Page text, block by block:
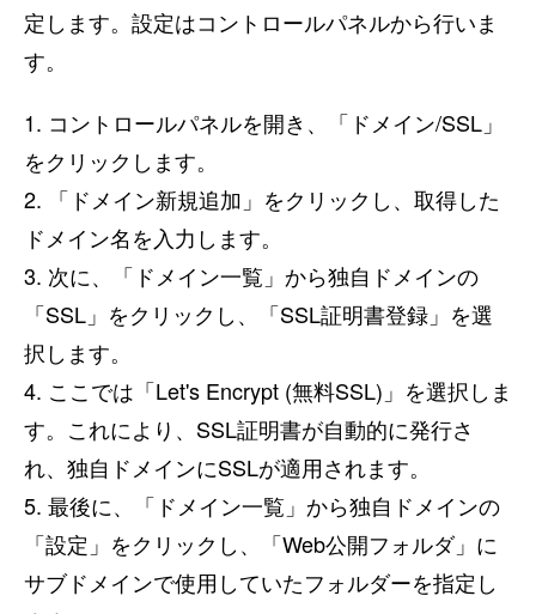
定します。設定はコントロールパネルから行いま
す。
1. コントロールパネルを開き、「ドメイン/SSL」
をクリックします。
2. 「ドメイン新規追加」をクリックし、取得した
ドメイン名を入力します。
3. 次に、「ドメイン一覧」から独自ドメインの
「SSL」をクリックし、「SSL証明書登録」を選
択します。
4. ここでは「Let's Encrypt (無料SSL)」を選択しま
す。これにより、SSL証明書が自動的に発行さ
れ、独自ドメインにSSLが適用されます。
5. 最後に、「ドメイン一覧」から独自ドメインの
「設定」をクリックし、「Web公開フォルダ」に
サブドメインで使用していたフォルダーを指定し